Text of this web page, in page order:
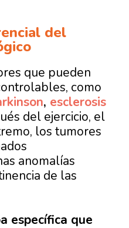
del
que pueden
como
, esclerosis
del ejercicio, el
los tumores
anomalías
de las
específica que